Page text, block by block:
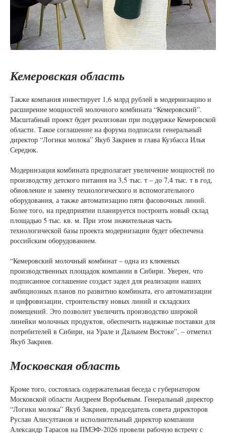
Кемеровская область
Также компания инвестирует 1,6 млрд рублей в модернизацию и
расширение мощностей молочного комбината “Кемеровский”.
Масштабный проект будет реализован при поддержке Кемеровской
области. Такое соглашение на форума подписали генеральный
директор “Логики молока” Якуб Закриев и глава Кузбасса Илья
Середюк.
Модернизация комбината предполагает увеличение мощностей по
производству детского питания на 3,5 тыс. т – до 7,4 тыс. т в год,
обновление и замену технологического и вспомогательного
оборудования, а также автоматизацию пяти фасовочных линий.
Более того, на предприятии планируется построить новый склад
площадью 5 тыс. кв. м. При этом значительная часть
технологической базы проекта модернизации будет обеспечена
российским оборудованием.
“Кемеровский молочный комбинат – одна из ключевых
производственных площадок компании в Сибири. Уверен, что
подписанное соглашение создаст задел для реализации наших
амбициозных планов по развитию комбината, его автоматизации
и цифровизации, строительству новых линий и складских
помещений. Это позволит увеличить производство широкой
линейки молочных продуктов, обеспечить надежные поставки для
потребителей в Сибири, на Урале и Дальнем Востоке”, – отметил
Якуб Закриев.
Московская область
Кроме того, состоялась содержательная беседа с губернатором
Московской области Андреем Воробьевым. Генеральный директор
“Логики молока” Якуб Закриев, председатель совета директоров
Руслан Алисултанов и исполнительный директор компании
Александр Тарасов на ПМЭФ-2026 провели рабочую встречу с